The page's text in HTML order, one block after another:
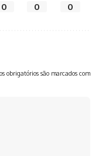
0 0 0
obrigatórios são marcados com